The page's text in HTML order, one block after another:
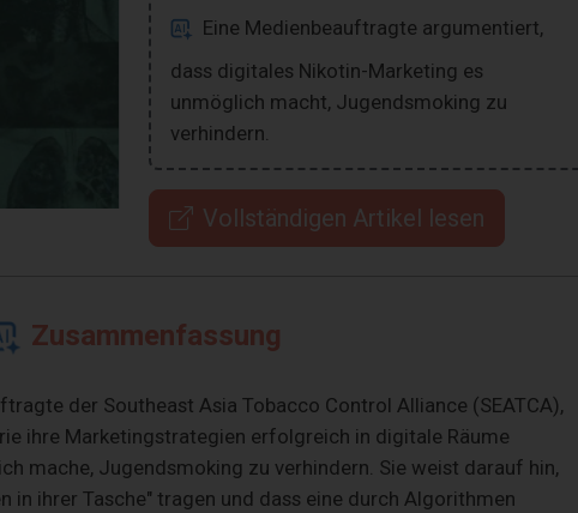
Eine Medienbeauftragte argumentiert,
dass digitales Nikotin-Marketing es
unmöglich macht, Jugendsmoking zu
verhindern.
Vollständigen Artikel lesen
Zusammenfassung
der Southeast Asia Tobacco Control Alliance (SEATCA),
ihre Marketingstrategien erfolgreich in digitale Räume
mache, Jugendsmoking zu verhindern. Sie weist darauf hin,
in ihrer Tasche" tragen und dass eine durch Algorithmen